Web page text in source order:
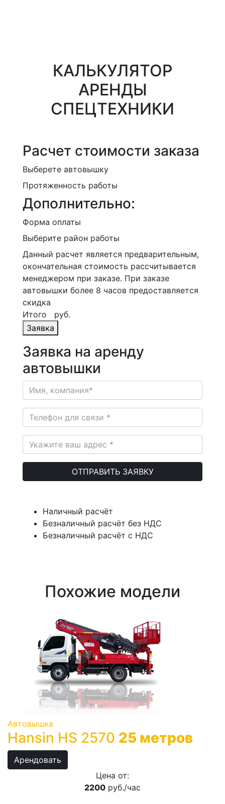
КАЛЬКУЛЯТОР
АРЕНДЫ
СПЕЦТЕХНИКИ
Расчет стоимости заказа
Выберете автовышку
Протяженность работы
Дополнительно:
Форма оплаты
Выберите район работы
Данный расчет является предварительным,
окончательная стоимость рассчитывается
менеджером при заказе. При заказе
автовышки более 8 часов предоставляется
скидка
Итого
руб.
Заявка
Заявка на аренду
автовышки
Наличный расчёт
Безналичный расчёт без НДС
Безналичный расчёт с НДС
Похожие модели
Автовышка
Hansin HS 2570 25 метров
Арендовать
Цена от:
2200 руб./час